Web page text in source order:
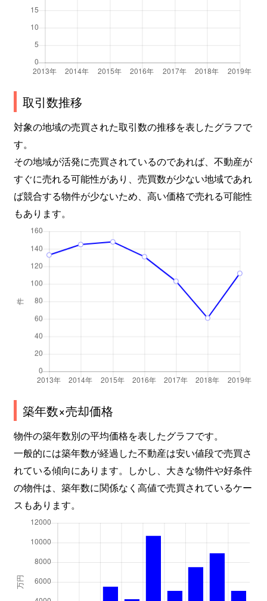
取引数推移
対象の地域の売買された取引数の推移を表したグラフで
す。
その地域が活発に売買されているのであれば、不動産が
すぐに売れる可能性があり、売買数が少ない地域であれ
ば競合する物件が少ないため、高い価格で売れる可能性
もあります。
築年数×売却価格
物件の築年数別の平均価格を表したグラフです。
一般的には築年数が経過した不動産は安い値段で売買さ
れている傾向にあります。しかし、大きな物件や好条件
の物件は、築年数に関係なく高値で売買されているケー
スもあります。